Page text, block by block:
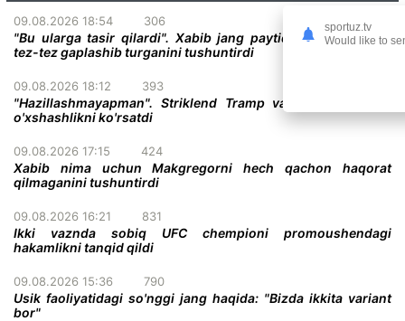
09.08.2026 18:54 306
"Bu ularga tasir qilardi". Xabib jang paytida raqiblari bilan
tez-tez gaplashib turganini tushuntirdi
09.08.2026 18:12 393
"Hazillashmayapman". Striklend Tramp va Gitler o'rtasida
o'xshashlikni ko'rsatdi
09.08.2026 17:15 424
Xabib nima uchun Makgregorni hech qachon haqorat
qilmaganini tushuntirdi
09.08.2026 16:21 831
Ikki vaznda sobiq UFC chempioni promoushendagi
hakamlikni tanqid qildi
09.08.2026 15:36 790
Usik faoliyatidagi so'nggi jang haqida: "Bizda ikkita variant
bor"
sportuz.tv
Would like to